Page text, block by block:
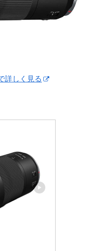
詳しく見る